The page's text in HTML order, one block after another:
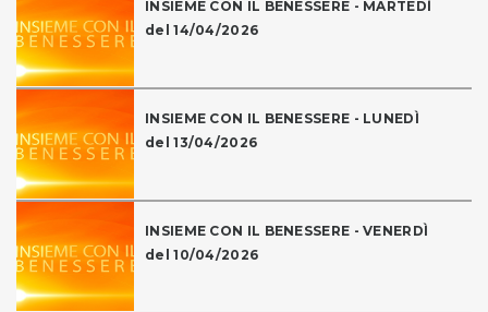
INSIEME CON IL BENESSERE - MARTEDÌ
del 14/04/2026
INSIEME CON IL BENESSERE - LUNEDÌ
del 13/04/2026
INSIEME CON IL BENESSERE - VENERDÌ
del 10/04/2026